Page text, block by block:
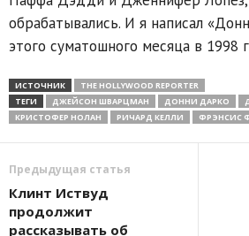
обрабатывались. И я написал
этого суматошного месяца в 1998
ИСТОЧНИК
THE HOLLYWOOD REPORTER
ТЕГИ
ДЖЕЙСОН ШВАРЦМАН ДОННИ ДАРКО
КРИСТОФЕР НОЛАН
РИЧАРД КЕЛЛИ ФРЭНСИС
Предыдущая статья
Клинт Иствуд
продолжит
рассказывать об